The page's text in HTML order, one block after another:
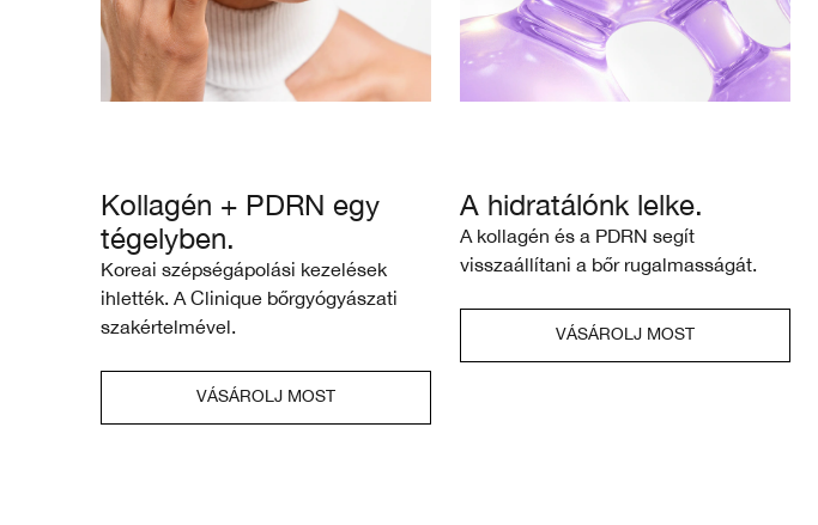
Kollagén + PDRN egy
tégelyben.
Koreai szépségápolási kezelések
ihlették. A Clinique bőrgyógyászati
szakértelmével.
VÁSÁROLJ MOST
A hidratálónk lelke.
A kollagén és a PDRN segít
visszaállítani a bőr rugalmasságát.
VÁSÁROLJ MOST